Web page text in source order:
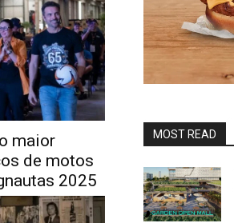
maior
de motos
2025
MOST READ